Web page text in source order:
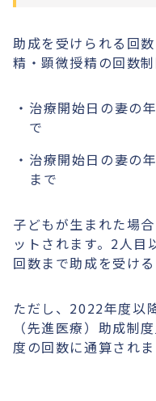
助成を受けられる回
精・顕微授精の回数
治療開始日の妻の
で
治療開始日の妻の
まで
子どもが生まれた場
ットされます。2人目
回数まで助成を受ける
ただし、2022年度以
（先進医療）助成制
度の回数に通算され